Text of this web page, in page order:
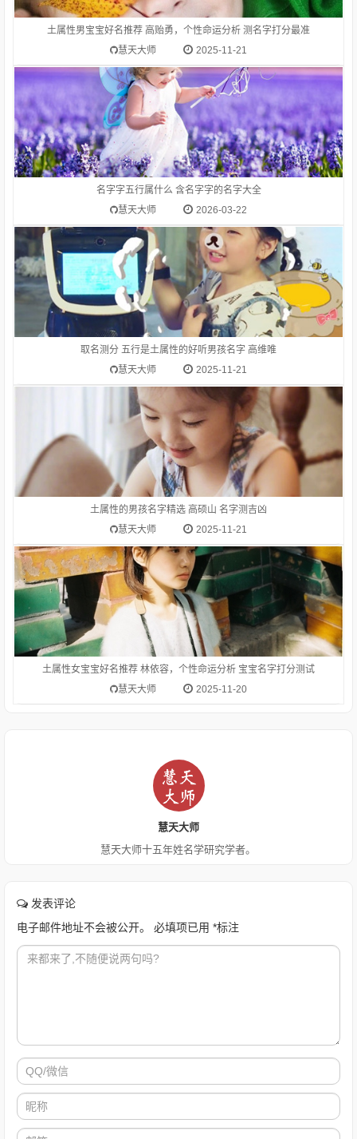
土属性男宝宝好名推荐 高贻勇，个性命运分析 测名字打分最准
慧天大师
2025-11-21
名字字五行属什么 含名字字的名字大全
慧天大师
2026-03-22
1.高维唯-字典释意高,笔画数是 10高 读音是gāo,高gāo由下到上
距离大的，与“低”相对：高峰。高空。高踞。高原。高耸。高山
流水（喻知己、知音或乐曲高妙）。高屋建瓴（形容居高临下的
形势）。高瞻远瞩。高度：他身高一米八。等级在上的：高级。
高考。在一般标准或平均程度之上：高质量。高消费。高价。
取名测分 五行是土属性的好听男孩名字 高维唯
慧天大师
2025-11-21
1.高硕山-字典释意高,笔画数是 10高 读音是gāo,高gāo由下到上
距离大的，与“低”相对：高峰。高空。高踞。高原。高耸。高山
流水（喻知己、知音或乐曲高妙）。高屋建瓴（形容居高临下的
形势）。高瞻远瞩。高度：他身高一米八。等级在上的：高级。
高考。在一般标准或平均程度之上：高质量。高消费。高价。
土属性的男孩名字精选 高硕山 名字测吉凶
慧天大师
2025-11-21
1.林依容-字典释意林,笔画数是 8林 读音是lín,林lín长在一片土地
上的许多树木或竹子：树林。森林。林海。林薮（ａ．山林小
泽；ｂ．喻丛集的处所）。聚集在一起的同类的人或事物：书
林。艺林。碑林。儒林。姓。circlesforestwoodsLin林的涵义
土属性女宝宝好名推荐 林依容，个性命运分析 宝宝名字打分测试
慧天大师
2025-11-20
慧天大师
慧天大师十五年姓名学研究学者。
发表评论
电子邮件地址不会被公开。
必填项已用 *标注